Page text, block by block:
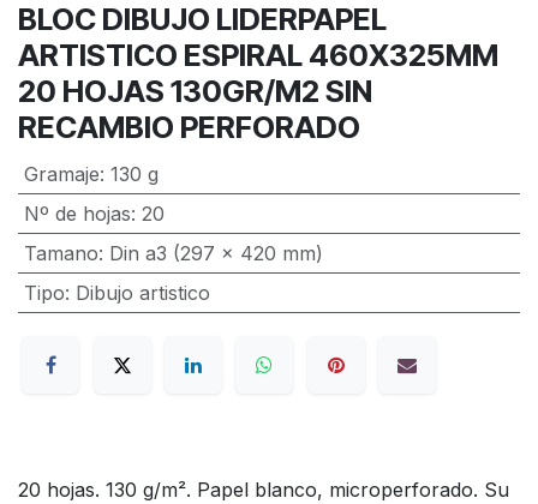
BLOC DIBUJO LIDERPAPEL
ARTISTICO ESPIRAL 460X325MM
20 HOJAS 130GR/M2 SIN
RECAMBIO PERFORADO
Gramaje: 130 g
Nº de hojas: 20
Tamano: Din a3 (297 x 420 mm)
Tipo: Dibujo artistico
20 hojas. 130 g/m². Papel blanco, microperforado. Su